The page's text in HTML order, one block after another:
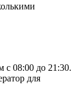
с 08:00 до 21:30.
для